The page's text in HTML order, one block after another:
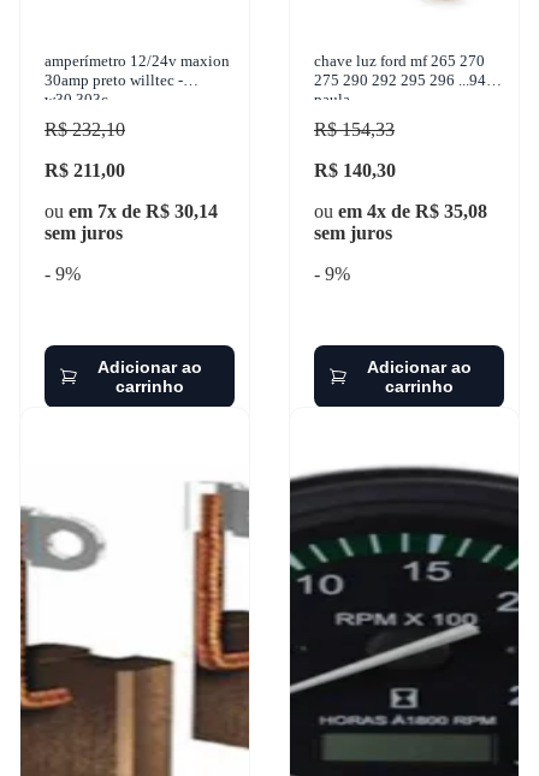
amperímetro 12/24v maxion
30amp preto willtec -
w30.303c
R$ 232,10
R$ 211,00
ou em 7x de R$ 30,14
sem juros
- 9%
Adicionar ao
carrinho
chave luz ford mf 265 270
275 290 292 295 296 ...94 d
paula
R$ 154,33
R$ 140,30
ou em 4x de R$ 35,08
sem juros
- 9%
Adicionar ao
carrinho